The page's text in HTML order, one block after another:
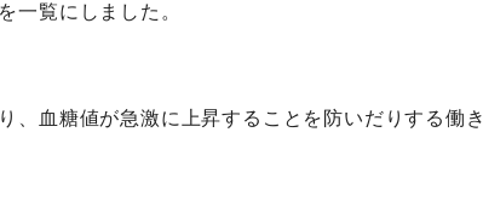
一覧にしました。
、血糖値が急激に上昇することを防いだりする働き